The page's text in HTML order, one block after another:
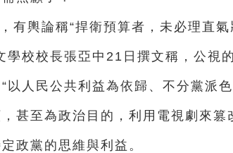
有輿論稱“捍衛預算者，未必理直氣
學校校長張亞中21日撰文稱，公視
以人民公共利益為依歸、不分黨派
甚至為政治目的，利用電視劇來篡
政黨的思維與利益。